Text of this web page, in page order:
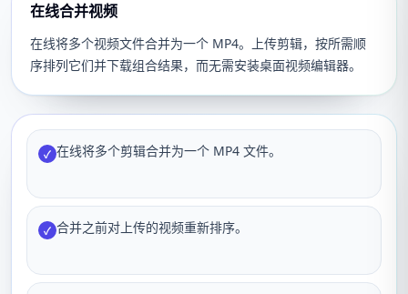
在线合并视频
在线将多个视频文件合并为一个 MP4。上传剪辑，按所需顺
序排列它们并下载组合结果，而无需安装桌面视频编辑器。
✓ 在线将多个剪辑合并为一个 MP4 文件。
✓ 合并之前对上传的视频重新排序。